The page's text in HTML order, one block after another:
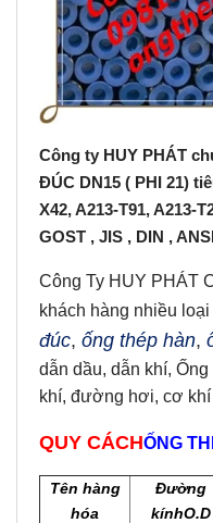
Công ty HUY PHÁT
ĐÚC DN15 ( PHI 21)
X42, A213-T91, A213-
GOST , JIS , DIN ,
Công Ty HUY PHÁT
khách hàng nhiều loại
đúc, ống thép hàn,
dẫn dầu, dẫn khí, Ống
khí, đường hơi, cơ
QUY CÁCHỐNG
Tên hàng
hóa
Đường
kínhO.D